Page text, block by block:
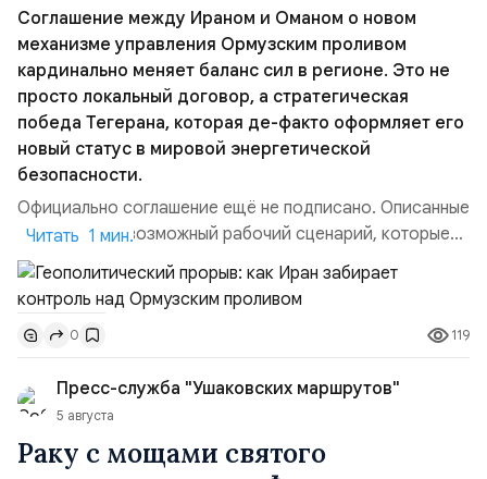
Соглашение между Ираном и Оманом о новом
механизме управления Ормузским проливом
кардинально меняет баланс сил в регионе. Это не
просто локальный договор, а стратегическая
победа Тегерана, которая де-факто оформляет его
новый статус в мировой энергетической
безопасности.
Официально соглашение ещё не подписано. Описанные
пункты — это возможный рабочий сценарий, которые
скорее всего будут реализованы.Разбираем ключевые
тезисы и последствия этого соглашения:. 1. Новые
доли контроля (75 на 25). Было: Ранее Иран и Оман
контролировали пролив на паритетных началах —
50/50. Стало: Новое соглашение закрепляет за
Ираном...
Читать 1 мин.
0 119
Пресс-служба "Ушаковских маршрутов"
5 августа
Раку с мощами святого